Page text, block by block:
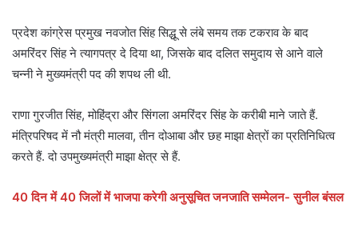
प्रदेश कांग्रेस प्रमुख नवजोत सिंह सिद्धू से लंबे समय तक टकराव के बाद
अमरिंदर सिंह ने त्यागपत्र दे दिया था, जिसके बाद दलित समुदाय से आने वाले
चन्नी ने मुख्यमंत्री पद की शपथ ली थी.
राणा गुरजीत सिंह, मोहिंद्रा और सिंगला अमरिंदर सिंह के करीबी माने जाते हैं.
मंत्रिपरिषद में नौ मंत्री मालवा, तीन दोआबा और छह माझा क्षेत्रों का प्रतिनिधित्व
करते हैं. दो उपमुख्यमंत्री माझा क्षेत्र से हैं.
40 दिन में 40 जिलों में भाजपा करेगी अनुसूचित जनजाति सम्मेलन- सुनील बंसल